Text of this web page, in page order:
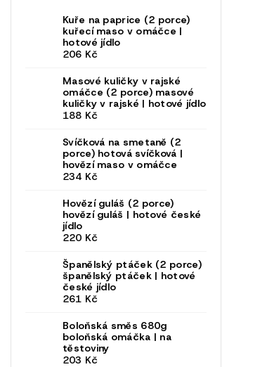
Kuře na paprice (2 porce)
kuřecí maso v omáčce |
hotové jídlo
206 Kč
Masové kuličky v rajské
omáčce (2 porce) masové
kuličky v rajské | hotové jídlo
188 Kč
Svíčková na smetaně (2
porce) hotová svíčková |
hovězí maso v omáčce
234 Kč
Hovězí guláš (2 porce)
hovězí guláš | hotové české
jídlo
220 Kč
Španělský ptáček (2 porce)
španělský ptáček | hotové
české jídlo
261 Kč
Boloňská směs 680g
boloňská omáčka | na
těstoviny
203 Kč